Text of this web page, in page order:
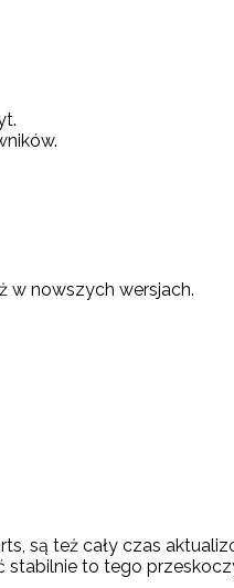
w nowszych wersjach.
też cały czas
stabilnie to tego